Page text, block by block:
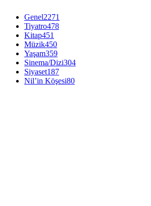
Genel2271
Tiyatro478
Kitap451
Müzik450
Yaşam359
Sinema/Dizi304
Siyaset187
Nil’in Köşesi80